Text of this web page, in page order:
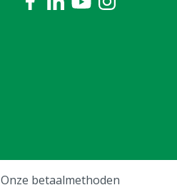
Onze betaalmethoden